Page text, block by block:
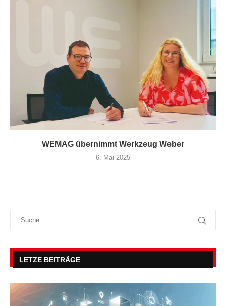
WEMAG übernimmt Werkzeug Weber
6. Mai 2025
LETZE BEITRÄGE